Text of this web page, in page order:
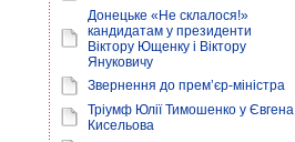
Донецьке «Не склалося!»
кандидатам у президенти
Віктору Ющенку і Віктору
Януковичу
Звернення до прем’єр-міністра
Тріумф Юлії Тимошенко у Євгена
Кисельова